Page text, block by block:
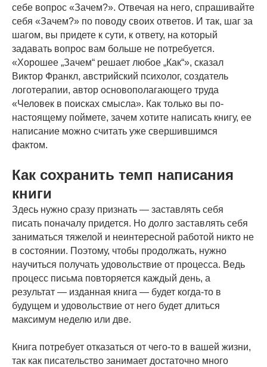
себе вопрос «Зачем?». Отвечая на него, спрашивайте
себя «Зачем?» по поводу своих ответов. И так, шаг за
шагом, вы придете к сути, к ответу, на который
задавать вопрос вам больше не потребуется.
«Хорошее „Зачем“ решает любое „Как“», сказал
Виктор Франкл, австрийский психолог, создатель
логотерапии, автор основополагающего труда
«Человек в поисках смысла». Как только вы по-
настоящему поймете, зачем хотите написать книгу, ее
написание можно считать уже свершившимся
фактом.
Как сохранить темп написания
книги
Здесь нужно сразу признать — заставлять себя
писать поначалу придется. Но долго заставлять себя
заниматься тяжелой и неинтересной работой никто не
в состоянии. Поэтому, чтобы продолжать, нужно
научиться получать удовольствие от процесса. Ведь
процесс письма повторяется каждый день, а
результат — изданная книга — будет когда-то в
будущем и удовольствие от него будет длиться
максимум неделю или две.
Книга потребует отказаться от чего-то в вашей жизни,
так как писательство занимает достаточно много